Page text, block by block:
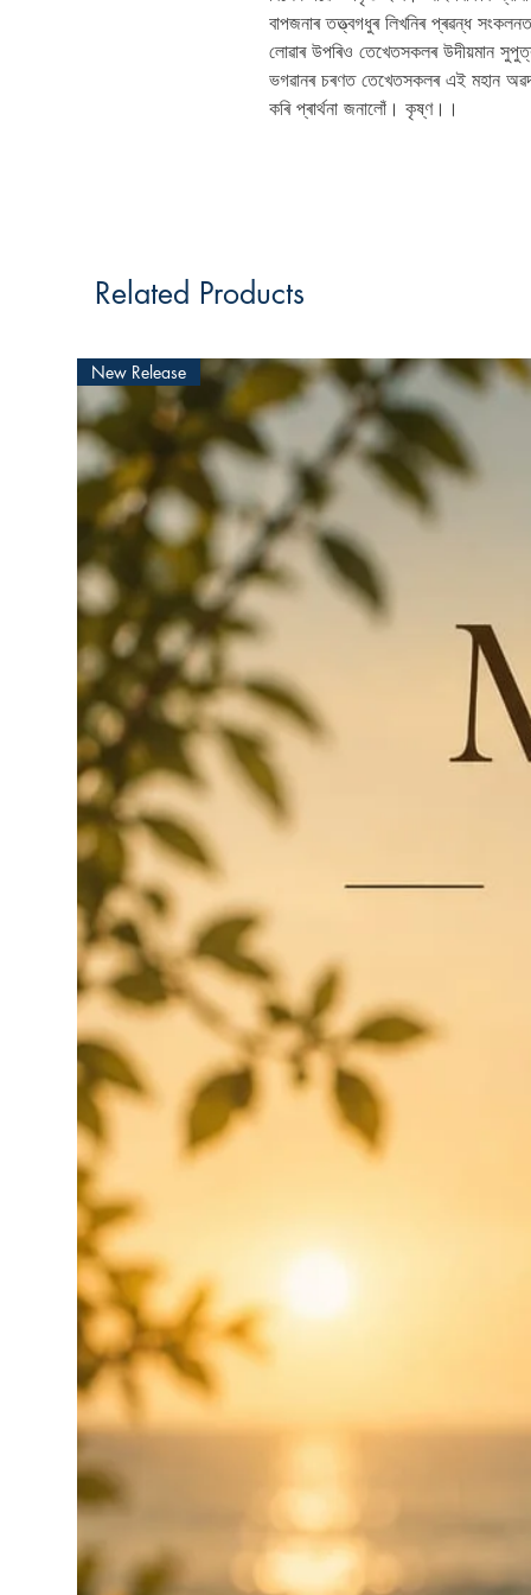
বাপজনাৰ তত্ত্বগধুৰ লিখনিৰ প্ৰৱন্ধ
লোৱাৰ উপৰিও তেখেতসকলৰ উদীয়মান
ভগৱানৰ চৰণত তেখেতসকলৰ এই মহান
কৰি প্ৰাৰ্থনা জনালোঁ। কৃষ্ণ।।
Related Products
New Release